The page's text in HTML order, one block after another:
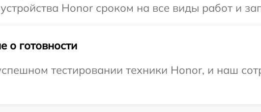
Honor сроком на все виды работ и
о готовности
тестировании техники Honor, и наш